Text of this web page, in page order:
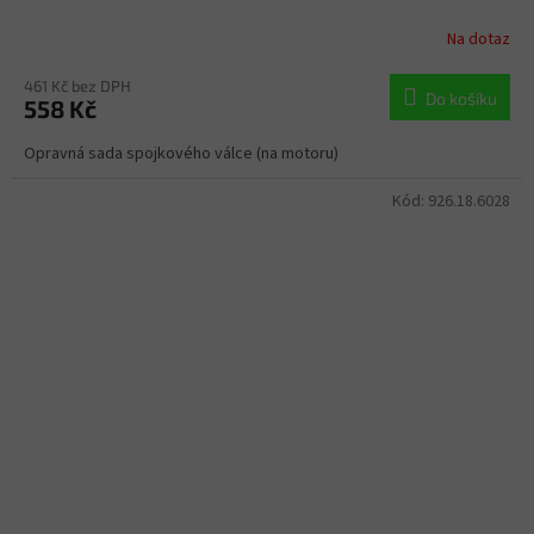
Na dotaz
461 Kč bez DPH
558 Kč Do košíku
Opravná sada spojkového válce (na motoru)
Kód: 926.18.6028